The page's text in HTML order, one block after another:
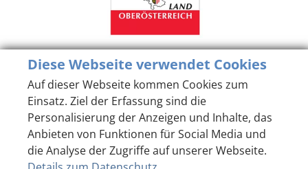
Diese Webseite verwendet Cookies
Auf dieser Webseite kommen Cookies zum
Einsatz. Ziel der Erfassung sind die
Personalisierung der Anzeigen und Inhalte, das
Anbieten von Funktionen für Social Media und
die Analyse der Zugriffe auf unserer Webseite.